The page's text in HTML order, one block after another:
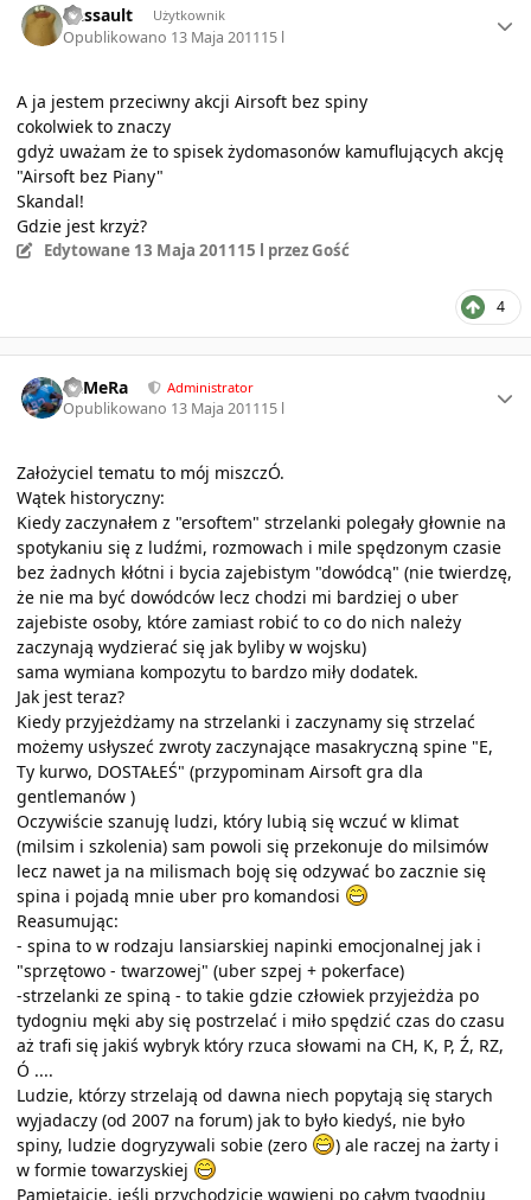
Dassault Użytkownik
Opublikowano 13 Maja 201115 l
A ja jestem przeciwny akcji Airsoft bez spiny
cokolwiek to znaczy
gdyż uważam że to spisek żydomasonów kamuflujących akcję
"Airsoft bez Piany"
Skandal!
Gdzie jest krzyż?
Edytowane 13 Maja 201115 l przez Gość
4
KaMeRa Administrator
Opublikowano 13 Maja 201115 l
Założyciel tematu to mój miszczÓ.
Wątek historyczny:
Kiedy zaczynałem z "ersoftem" strzelanki polegały głownie na
spotykaniu się z ludźmi, rozmowach i mile spędzonym czasie
bez żadnych kłótni i bycia zajebistym "dowódcą" (nie twierdzę,
że nie ma być dowódców lecz chodzi mi bardziej o uber
zajebiste osoby, które zamiast robić to co do nich należy
zaczynają wydzierać się jak byliby w wojsku)
sama wymiana kompozytu to bardzo miły dodatek.
Jak jest teraz?
Kiedy przyjeżdżamy na strzelanki i zaczynamy się strzelać
możemy usłyszeć zwroty zaczynające masakryczną spine "E,
Ty kurwo, DOSTAŁEŚ" (przypominam Airsoft gra dla
gentlemanów )
Oczywiście szanuję ludzi, który lubią się wczuć w klimat
(milsim i szkolenia) sam powoli się przekonuje do milsimów
lecz nawet ja na milismach boję się odzywać bo zacznie się
spina i pojadą mnie uber pro komandosi
Reasumując:
- spina to w rodzaju lansiarskiej napinki emocjonalnej jak i
"sprzętowo - twarzowej" (uber szpej + pokerface)
-strzelanki ze spiną - to takie gdzie człowiek przyjeżdża po
tydogniu męki aby się postrzelać i miło spędzić czas do czasu
aż trafi się jakiś wybryk który rzuca słowami na CH, K, P, Ź, RZ,
Ó ....
Ludzie, którzy strzelają od dawna niech popytają się starych
wyjadaczy (od 2007 na forum) jak to było kiedyś, nie było
spiny, ludzie dogryzywali sobie (zero
) ale raczej na żarty i
w formie towarzyskiej
Pamiętajcie, jeśli przychodzicie wqwieni po całym tygodniu